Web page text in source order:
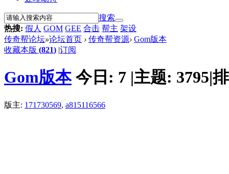
搜索
热搜: 假人 GOM GEE 合击 帮主 架设
传奇帮论坛»论坛首页 › 传奇帮资源› Gom版本
收藏本版 (821) |订阅
Gom版本 今日: 7 |主题: 3795|
版主: 171730569, a815116566